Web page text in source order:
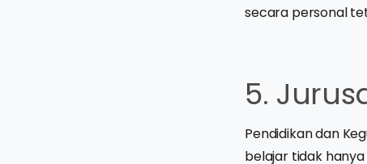
secara personal
5.
Pendidikan dan
belajar tidak